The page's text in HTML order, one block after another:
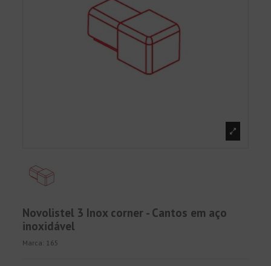
Novolistel 3 Inox corner - Cantos em aço
inoxidável
Marca: 165